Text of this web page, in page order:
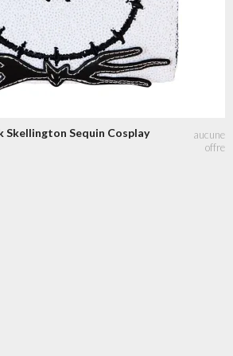
Skellington Sequin Cosplay